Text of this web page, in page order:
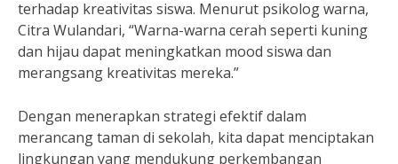
terhadap kreativitas siswa. Menurut psikolog warna,
Citra Wulandari, “Warna-warna cerah seperti kuning
dan hijau dapat meningkatkan mood siswa dan
merangsang kreativitas mereka.”
Dengan menerapkan strategi efektif dalam
merancang taman di sekolah, kita dapat menciptakan
lingkungan yang mendukung perkembangan